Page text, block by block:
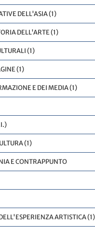
DELL'ASIA (1)
DELL'ARTE (1)
(1)
(1)
E DEI MEDIA (1)
(1)
E CONTRAPPUNTO
ARTISTICA (1)